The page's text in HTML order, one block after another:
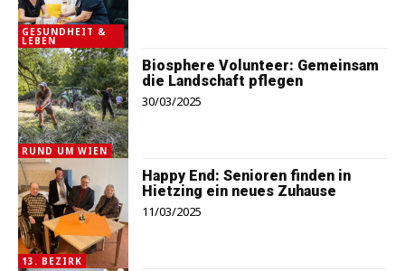
GESUNDHEIT &
LEBEN
RUND UM WIEN
Biosphere Volunteer: Gemeinsam
die Landschaft pflegen
30/03/2025
13. BEZIRK
Happy End: Senioren finden in
Hietzing ein neues Zuhause
11/03/2025